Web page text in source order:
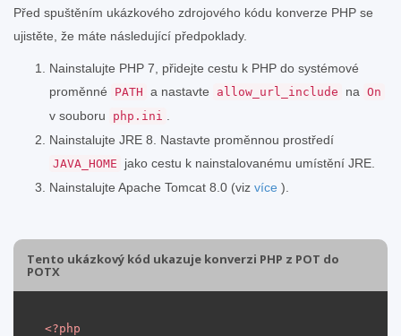
Před spuštěním ukázkového zdrojového kódu konverze PHP se
ujistěte, že máte následující předpoklady.
Nainstalujte PHP 7, přidejte cestu k PHP do systémové
proměnné
PATH a nastavte allow_url_include na On
v souboru php.ini
Nainstalujte JRE 8. Nastavte proměnnou prostředí
JAVA_HOME
jako cestu k nainstalovanému umístění JRE.
Nainstalujte Apache Tomcat 8.0 (viz více ).
Tento ukázkový kód ukazuje konverzi PHP z POT do
POTX
<?php